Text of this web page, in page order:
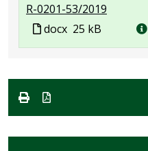
R-0201-53/2019
Rozmiar
Plik
w
docx 25 kB